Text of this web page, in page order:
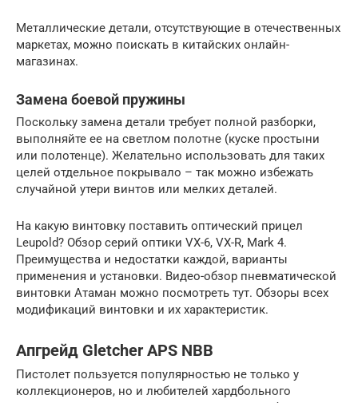
Металлические детали, отсутствующие в отечественных
маркетах, можно поискать в китайских онлайн-
магазинах.
Замена боевой пружины
Поскольку замена детали требует полной разборки,
выполняйте ее на светлом полотне (куске простыни
или полотенце). Желательно использовать для таких
целей отдельное покрывало – так можно избежать
случайной утери винтов или мелких деталей.
На какую винтовку поставить оптический прицел
Leupold? Обзор серий оптики VX-6, VX-R, Mark 4.
Преимущества и недостатки каждой, варианты
применения и установки. Видео-обзор пневматической
винтовки Атаман можно посмотреть тут. Обзоры всех
модификаций винтовки и их характеристик.
Апгрейд Gletcher APS NBB
Пистолет пользуется популярностью не только у
коллекционеров, но и любителей хардбольного